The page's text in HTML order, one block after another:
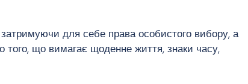
для себе права особистого вибору, а
того, що вимагає щоденне життя, знаки часу,